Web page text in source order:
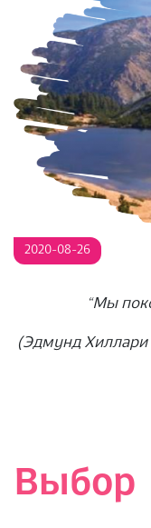
S
2020-08-26
“Мы
(Эдмунд
Выбор